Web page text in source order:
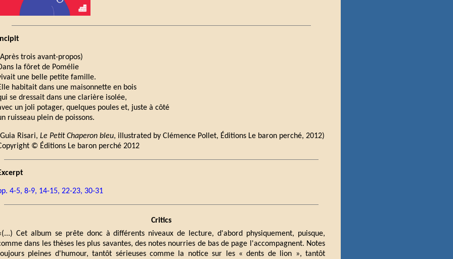
trois avant-propos)
la fôret de Pomélie
une belle petite famille.
habitait dans une maisonnette en bois
se dressait dans une clarière isolée,
un joli potager, quelques poules et, juste à côté
ruisseau plein de poissons.
Risari, Le Petit Chaperon bleu, illustrated by Clémence Pollet, Éditions Le baron perché, 2012)
© Éditions Le baron perché 2012
4-5, 8-9, 14-15, 22-23, 30-31
Critics
Cet album se prête donc à différents niveaux de lecture, d'abord physiquement, puisque,
dans les thèses les plus savantes, des notes nourries de bas de page l'accompagnent. Notes
pleines d'humour, tantôt sérieuses comme la notice sur les « dents de lion », tantôt